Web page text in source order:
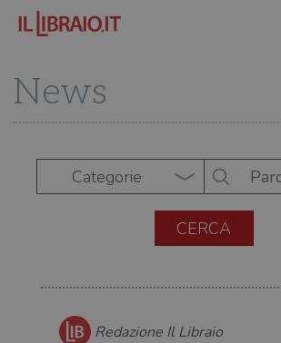
News
Categorie
Redazione Il Libraio